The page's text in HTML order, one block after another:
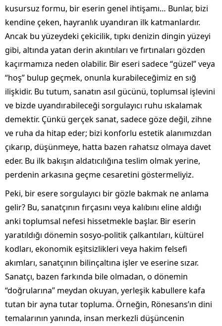
kusursuz formu, bir eserin genel ihtişamı… Bunlar, bizi
kendine çeken, hayranlık uyandıran ilk katmanlardır.
Ancak bu yüzeydeki çekicilik, tıpkı denizin dingin yüzeyi
gibi, altında yatan derin akıntıları ve fırtınaları gözden
kaçırmamıza neden olabilir. Bir eseri sadece “güzel” veya
“hoş” bulup geçmek, onunla kurabileceğimiz en sığ
ilişkidir. Bu tutum, sanatın asıl gücünü, toplumsal işlevini
ve bizde uyandırabileceği sorgulayıcı ruhu ıskalamak
demektir. Çünkü gerçek sanat, sadece göze değil, zihne
ve ruha da hitap eder; bizi konforlu estetik alanımızdan
çıkarıp, düşünmeye, hatta bazen rahatsız olmaya davet
eder. Bu ilk bakışın aldatıcılığına teslim olmak yerine,
perdenin arkasına geçme cesaretini göstermeliyiz.
Peki, bir esere sorgulayıcı bir gözle bakmak ne anlama
gelir? Bu, sanatçının fırçasını veya kalıbını eline aldığı
anki toplumsal nefesi hissetmekle başlar. Bir eserin
yaratıldığı dönemin sosyo-politik çalkantıları, kültürel
kodları, ekonomik eşitsizlikleri veya hakim felsefi
akımları, sanatçının bilinçaltına işler ve eserine sızar.
Sanatçı, bazen farkında bile olmadan, o dönemin
“doğrularına” meydan okuyan, yerleşik kabullere kafa
tutan bir ayna tutar topluma. Örneğin, Rönesans’ın dini
temalarının yanında, insan merkezli düşüncenin